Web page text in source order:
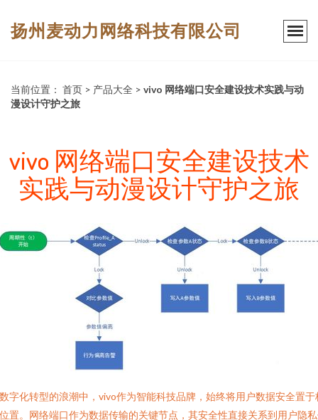
扬州麦动力网络科技有限公司
当前位置： 首页 > 产品大全 > vivo 网络端口安全建设技术实践与动
漫设计守护之旅
vivo 网络端口安全建设技术
实践与动漫设计守护之旅
字化转型的浪潮中，vivo作为智能科技品牌，始终将用户数据安全置于
置。网络端口作为数据传输的关键节点，其安全性直接关系到用户隐